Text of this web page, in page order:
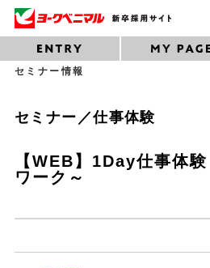
セミナー情報
セミナー／仕事体験
【WEB】1Day仕事体
ワーク～